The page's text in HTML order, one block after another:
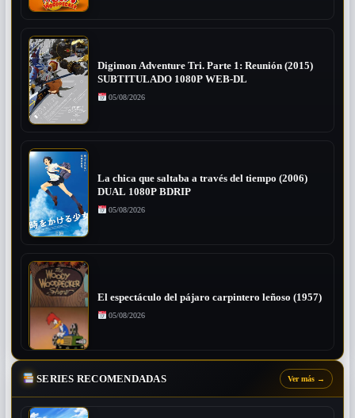
Digimon Adventure Tri. Parte 1: Reunión (2015)
SUBTITULADO 1080P WEB-DL
05/08/2026
La chica que saltaba a través del tiempo (2006)
DUAL 1080P BDRIP
05/08/2026
El espectáculo del pájaro carpintero leñoso (1957)
05/08/2026
SERIES RECOMENDADAS Ver más →